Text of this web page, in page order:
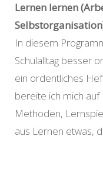
Lernen lernen
In diesem
Schulalltag besser
ein ordentliches
bereite ich mich
Methoden,
aus Lernen etwas,